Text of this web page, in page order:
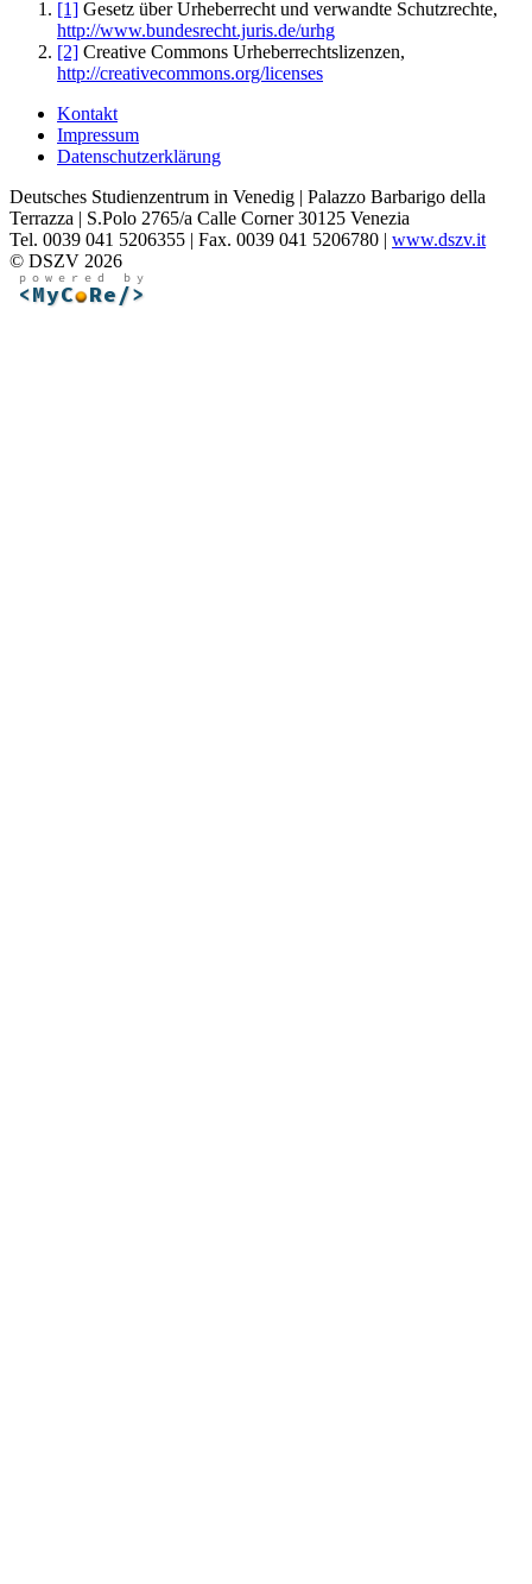
[1] Gesetz über Urheberrecht und verwandte Schutzrechte,
http://www.bundesrecht.juris.de/urhg
[2] Creative Commons Urheberrechtslizenzen,
http://creativecommons.org/licenses
Kontakt
Impressum
Datenschutzerklärung
Deutsches Studienzentrum in Venedig | Palazzo Barbarigo della
Terrazza | S.Polo 2765/a Calle Corner 30125 Venezia
Tel. 0039 041 5206355 | Fax. 0039 041 5206780 | www.dszv.it
© DSZV 2026